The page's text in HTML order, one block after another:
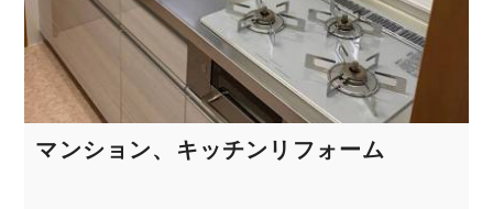
マンション、キッチンリフォーム